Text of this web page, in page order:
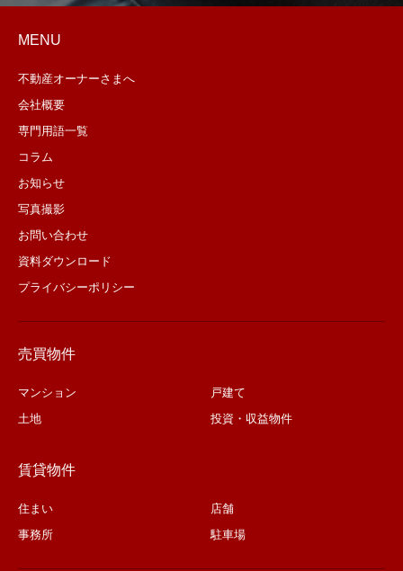
MENU
不動産オーナーさまへ
会社概要
専門用語一覧
コラム
お知らせ
写真撮影
お問い合わせ
資料ダウンロード
プライバシーポリシー
売買物件
マンション
戸建て
土地
投資・収益物件
賃貸物件
住まい
店舗
事務所
駐車場